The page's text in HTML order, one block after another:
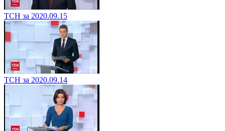
ТСН за 2020.09.15
ТСН за 2020.09.14